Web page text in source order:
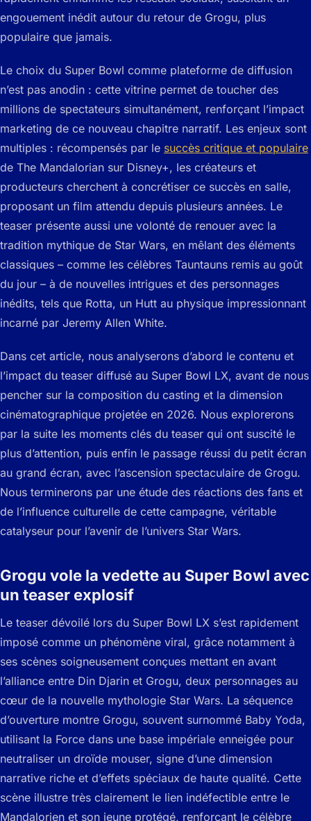
engouement inédit autour du retour de Grogu, plus
populaire que jamais.
Le choix du Super Bowl comme plateforme de diffusion
n’est pas anodin : cette vitrine permet de toucher des
millions de spectateurs simultanément, renforçant l’impact
marketing de ce nouveau chapitre narratif. Les enjeux sont
multiples : récompensés par le succès critique et populaire
de The Mandalorian sur Disney+, les créateurs et
producteurs cherchent à concrétiser ce succès en salle,
proposant un film attendu depuis plusieurs années. Le
teaser présente aussi une volonté de renouer avec la
tradition mythique de Star Wars, en mêlant des éléments
classiques – comme les célèbres Tauntauns remis au goût
du jour – à de nouvelles intrigues et des personnages
inédits, tels que Rotta, un Hutt au physique impressionnant
incarné par Jeremy Allen White.
Dans cet article, nous analyserons d’abord le contenu et
l’impact du teaser diffusé au Super Bowl LX, avant de nous
pencher sur la composition du casting et la dimension
cinématographique projetée en 2026. Nous explorerons
par la suite les moments clés du teaser qui ont suscité le
plus d’attention, puis enfin le passage réussi du petit écran
au grand écran, avec l’ascension spectaculaire de Grogu.
Nous terminerons par une étude des réactions des fans et
de l’influence culturelle de cette campagne, véritable
catalyseur pour l’avenir de l’univers Star Wars.
Grogu vole la vedette au Super Bowl avec
un teaser explosif
Le teaser dévoilé lors du Super Bowl LX s’est rapidement
imposé comme un phénomène viral, grâce notamment à
ses scènes soigneusement conçues mettant en avant
l’alliance entre Din Djarin et Grogu, deux personnages au
cœur de la nouvelle mythologie Star Wars. La séquence
d’ouverture montre Grogu, souvent surnommé Baby Yoda,
utilisant la Force dans une base impériale enneigée pour
neutraliser un droïde mouser, signe d’une dimension
narrative riche et d’effets spéciaux de haute qualité. Cette
scène illustre très clairement le lien indéfectible entre le
Mandalorien et son jeune protégé, renforçant le célèbre